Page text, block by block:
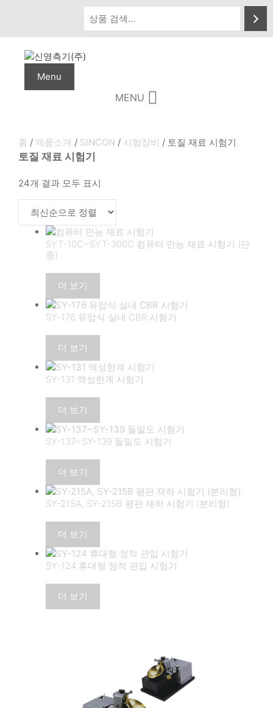
Menu
MENU
홈 / 제품소개 / SINCON / 시험장비 / 토질 재료 시험기
토질 재료 시험기
24개 결과 모두 표시
순
으
로
정
SYT-10C~SYT-300C 컴퓨터 만능 재료 시험기 (단
종)
더 보기
SY-176 유압식 실내 CBR 시험기
더 보기
SY-131 액성한계 시험기
더 보기
SY-137~SY-139 들밀도 시험기
더 보기
SY-215A, SY-215B 평판 재하 시험기 (분리형)
더 보기
SY-124 휴대형 정적 관입 시험기
더 보기